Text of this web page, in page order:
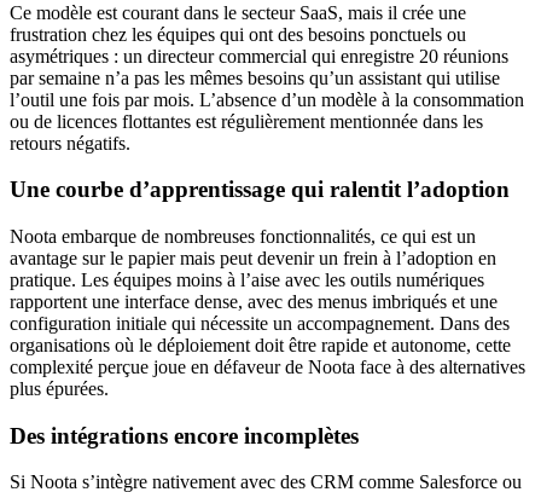
Ce modèle est courant dans le secteur SaaS, mais il crée une
frustration chez les équipes qui ont des besoins ponctuels ou
asymétriques : un directeur commercial qui enregistre 20 réunions
par semaine n’a pas les mêmes besoins qu’un assistant qui utilise
l’outil une fois par mois. L’absence d’un modèle à la consommation
ou de licences flottantes est régulièrement mentionnée dans les
retours négatifs.
Une courbe d’apprentissage qui ralentit l’adoption
Noota embarque de nombreuses fonctionnalités, ce qui est un
avantage sur le papier mais peut devenir un frein à l’adoption en
pratique. Les équipes moins à l’aise avec les outils numériques
rapportent une interface dense, avec des menus imbriqués et une
configuration initiale qui nécessite un accompagnement. Dans des
organisations où le déploiement doit être rapide et autonome, cette
complexité perçue joue en défaveur de Noota face à des alternatives
plus épurées.
Des intégrations encore incomplètes
Si Noota s’intègre nativement avec des CRM comme Salesforce ou